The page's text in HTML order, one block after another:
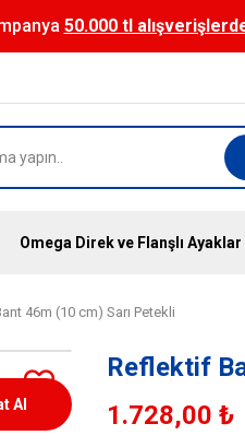
50.000 tl
Omega Direk ve Flanşlı Ayaklar
46m (10 cm) Sarı Petekli
Al
Reflektif
1.728,00 ₺